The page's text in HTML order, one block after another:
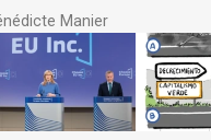
Manier